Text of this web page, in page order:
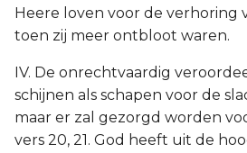
Heere loven voor de verhoring
toen zij meer ontbloot waren.
IV. De onrechtvaardig
schijnen als schapen voor de
maar er zal gezorgd worden
vers 20, 21. God heeft uit de